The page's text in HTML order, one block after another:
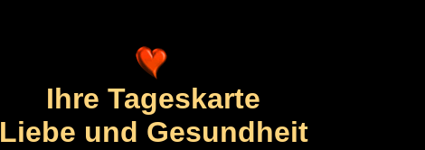
Ihre Tageskarte
Liebe und Gesundheit